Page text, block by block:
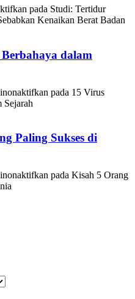
pada Studi: Tertidur
Kenaikan Berat Badan
dalam
pada 15 Virus
Sejarah
Paling Sukses di
pada Kisah 5 Orang